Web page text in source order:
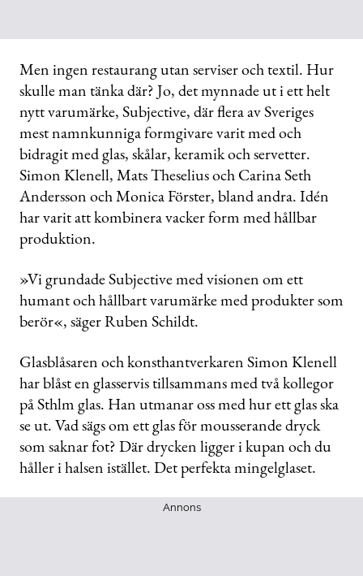
Men ingen restaurang utan serviser och textil. Hur
skulle man tänka där? Jo, det mynnade ut i ett helt
nytt varumärke, Subjective, där flera av Sveriges
mest namnkunniga formgivare varit med och
bidragit med glas, skålar, keramik och servetter.
Simon Klenell, Mats Theselius och Carina Seth
Andersson och Monica Förster, bland andra. Idén
har varit att kombinera vacker form med hållbar
produktion.
»Vi grundade Subjective med visionen om ett
humant och hållbart varumärke med produkter som
berör«, säger Ruben Schildt.
Glasblåsaren och konsthantverkaren Simon Klenell
har blåst en glasservis tillsammans med två kollegor
på Sthlm glas. Han utmanar oss med hur ett glas ska
se ut. Vad sägs om ett glas för mousserande dryck
som saknar fot? Där drycken ligger i kupan och du
håller i halsen istället. Det perfekta mingelglaset.
Annons